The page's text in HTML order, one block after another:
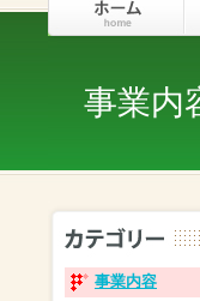
事業内
事業内容